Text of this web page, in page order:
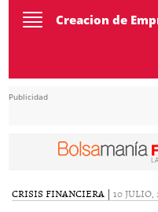
ToggleCreacion de
Publicidad
CRISIS FINANCIERA | 10 JULIO,